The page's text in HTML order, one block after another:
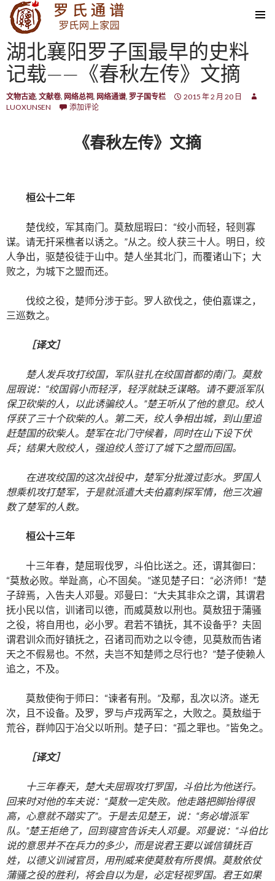
SKIP TO CONTENT
湖北襄阳罗子国最早的史料
记载——《春秋左传》文摘
文物古迹, 文献卷, 网络总祠, 网络通谱, 罗子国专栏
2015 年 2 月 20 日
LUOXUNSEN
添加评论
《春秋左传》文摘
桓公十二年
楚伐绞，军其南门。莫敖屈瑕曰：“绞小而轻，轻则寡
谋。请无扞采樵者以诱之。”从之。绞人获三十人。明日，绞
人争出，驱楚役徒于山中。楚人坐其北门，而覆诸山下；大
败之，为城下之盟而还。
伐绞之役，楚师分涉于彭。罗人欲伐之，使伯嘉谍之，
三巡数之。
［译文］
楚人发兵攻打绞国，军队驻扎在绞国首都的南门。莫敖
屈瑕说：“绞国弱小而轻浮，轻浮就缺乏谋略。请不要派军队
保卫砍柴的人，以此诱骗绞人。”楚王听从了他的意见。绞人
俘获了三十个砍柴的人。第二天，绞人争相出城，到山里追
赶楚国的砍柴人。楚军在北门守候着，同时在山下设下伏
兵；结果大败绞人，强迫绞人签订了城下之盟而回国。
在进攻绞国的这次战役中，楚军分批渡过彭水。罗国人
想乘机攻打楚军，于是就派遣大夫伯嘉刺探军情，他三次遍
数了楚军的人数。
桓公十三年
十三年春，楚屈瑕伐罗，斗伯比送之。还，谓其御曰：
“莫敖必败。举趾高，心不固矣。”遂见楚子曰：“必济师！”楚
子辞焉，入告夫人邓曼。邓曼曰：“大夫其非众之谓，其谓君
抚小民以信，训诸司以德，而威莫敖以刑也。莫敖狃于蒲骚
之役，将自用也，必小罗。君若不镇抚，其不设备乎？夫固
谓君训众而好镇抚之，召诸司而劝之以令德，见莫敖而告诸
天之不假易也。不然，夫岂不知楚师之尽行也？”楚子使赖人
追之，不及。
莫敖使徇于师曰：“谏者有刑。”及鄢，乱次以济。遂无
次，且不设备。及罗，罗与卢戎两军之，大败之。莫敖缢于
荒谷，群帅囚于冶父以听刑。楚子曰：“孤之罪也。”皆免之。
［译文］
十三年春天，楚大夫屈瑕攻打罗国，斗伯比为他送行。
回来时对他的车夫说：“莫敖一定失败。他走路把脚抬得很
高，心意就不踏实了”。于是去见楚王，说：“务必增派军
队。”楚王拒绝了，回到寝宫告诉夫人邓曼。邓曼说：“斗伯比
说的意思并不在兵力的多少，而是说君王要以诚信镇抚百
姓，以德义训诫官员，用刑威来使莫敖有所畏惧。莫敖依仗
蒲骚之役的胜利，将会自以为是，必定轻视罗国。君王如果